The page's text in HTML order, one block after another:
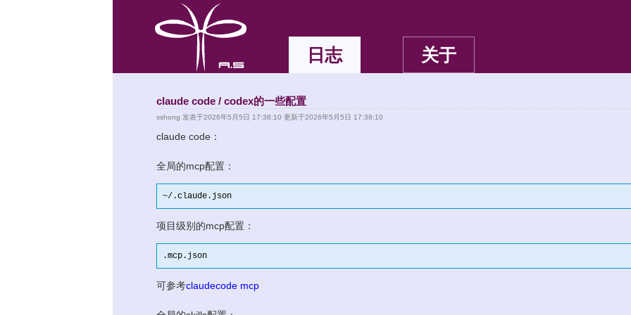
日志 关于
claude code / codex的一些配置
sshong 发表于2026年5月5日 17:38:10 更新于2026年5月5日 17:38:10
claude code：
全局的mcp配置：
~/.claude.json
项目级别的mcp配置：
.mcp.json
可参考claudecode mcp